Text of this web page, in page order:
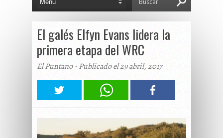
El galés Elfyn Evans lidera la
primera etapa del WRC
El Puntano - Publicado el 29 abril, 2017